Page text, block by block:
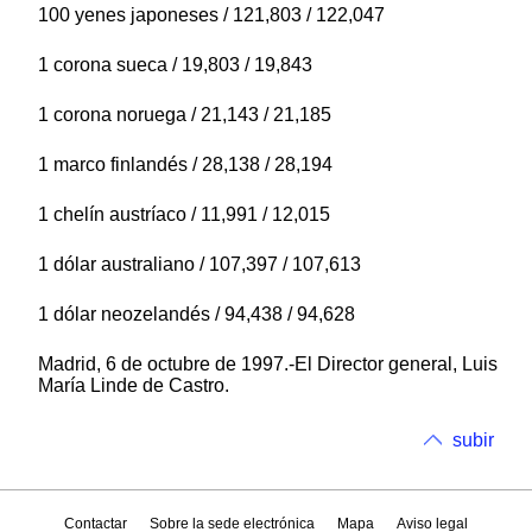
100 yenes japoneses / 121,803 / 122,047
1 corona sueca / 19,803 / 19,843
1 corona noruega / 21,143 / 21,185
1 marco finlandés / 28,138 / 28,194
1 chelín austríaco / 11,991 / 12,015
1 dólar australiano / 107,397 / 107,613
1 dólar neozelandés / 94,438 / 94,628
Madrid, 6 de octubre de 1997.-El Director general, Luis
María Linde de Castro.
subir
Contactar Sobre la sede electrónica Mapa Aviso legal